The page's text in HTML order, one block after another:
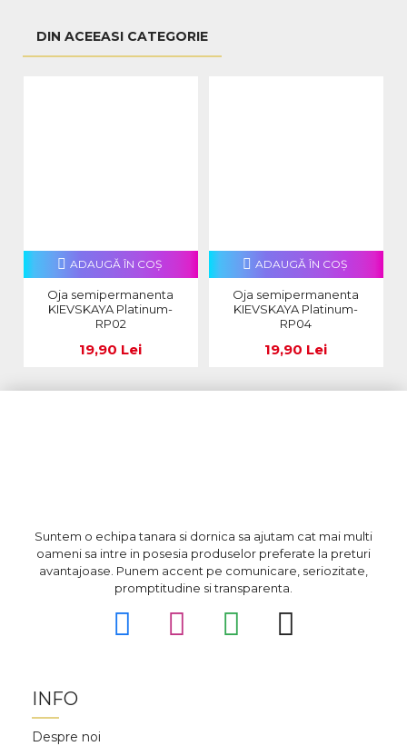
DIN ACEEASI CATEGORIE
Oja semipermanenta
KIEVSKAYA Platinum-
RP02
19,90 Lei
ADAUGĂ ÎN COŞ
Oja semipermanenta
KIEVSKAYA Platinum-
RP04
19,90 Lei
ADAUGĂ ÎN COŞ
Suntem o echipa tanara si dornica sa ajutam cat mai multi
oameni sa intre in posesia produselor preferate la preturi
avantajoase. Punem accent pe comunicare, seriozitate,
promptitudine si transparenta.
INFO
Despre noi